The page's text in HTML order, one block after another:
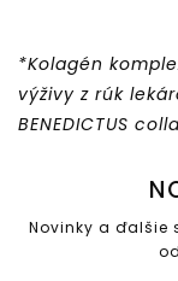
*Kolagén
výživy z rúk
BENEDICTUS
Novinky a ďalšie